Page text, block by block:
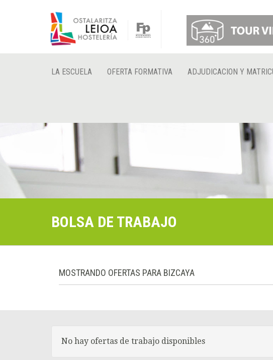
LA ESCUELA OFERTA FORMATIVA ADJUDICACION Y
BOLSA DE TRABAJO
MOSTRANDO OFERTAS PARA BIZCAYA
No hay ofertas de trabajo disponibles